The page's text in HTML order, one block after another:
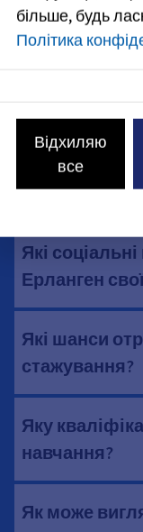
Скільки я
стажування?
стажування?
Чи потрібно
Які
Ерланген
Які шанси
стажування?
Яку
навчання?
Як може
більше, будь
Політика
Відхиляю
все